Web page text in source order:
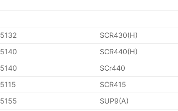
5132
SCR430(H)
5140
SCR440(H)
5140
SCr440
5115
SCR415
5155
SUP9(A)